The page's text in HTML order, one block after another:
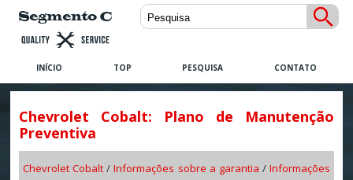
INÍCIO TOP PESQUISA CONTATO
Chevrolet Cobalt: Plano de Manutenção
Preventiva
Chevrolet Cobalt /Informações sobre a garantia /Informações